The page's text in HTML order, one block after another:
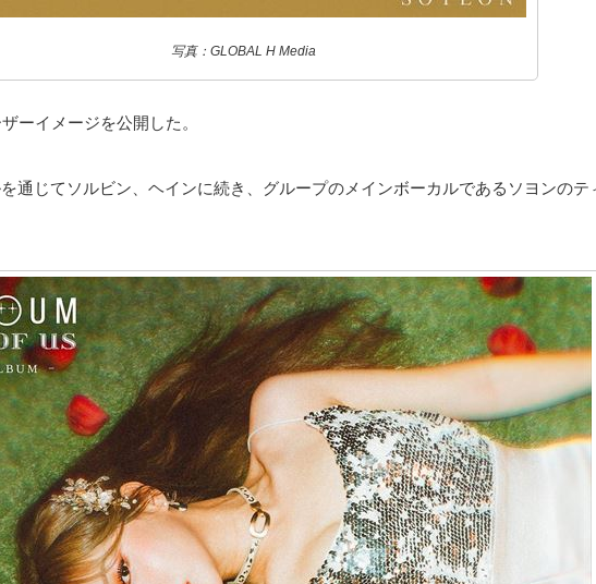
写真：GLOBAL H Media
ーイメージを公開した。
通じてソルビン、ヘインに続き、グループのメインボーカルであるソヨンのテ